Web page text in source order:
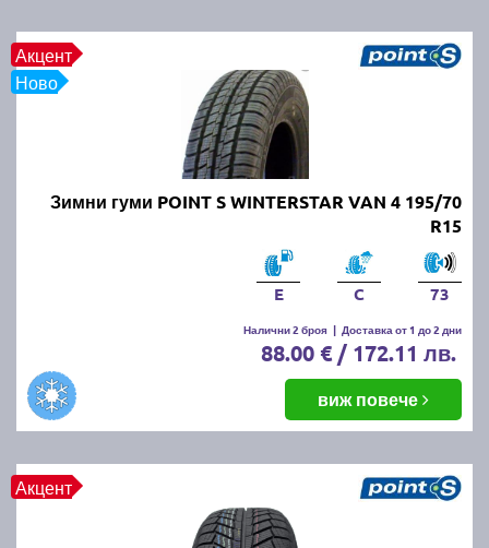
Акцент
Ново
Зимни гуми POINT S WINTERSTAR VAN 4 195/70
R15
E C 73
Налични 2 броя | Доставка от 1 до 2 дни
88.00 € / 172.11 лв.
виж повече
Акцент